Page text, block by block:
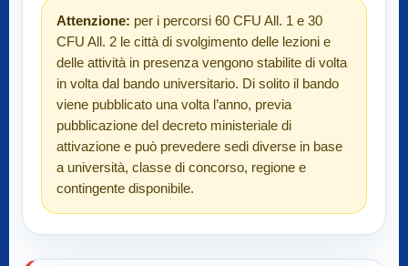
Attenzione: per i percorsi 60 CFU All. 1 e 30
CFU All. 2 le città di svolgimento delle lezioni e
delle attività in presenza vengono stabilite di volta
in volta dal bando universitario. Di solito il bando
viene pubblicato una volta l’anno, previa
pubblicazione del decreto ministeriale di
attivazione e può prevedere sedi diverse in base
a università, classe di concorso, regione e
contingente disponibile.